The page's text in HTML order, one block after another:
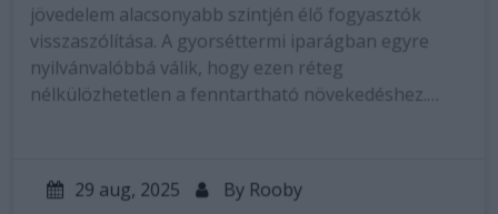
jövedelem alacsonyabb szintjén élő fogyasztók
visszaszólítása. A gyorséttermi iparágban egyre
nyilvánvalóbbá válik, hogy ezen réteg
nélkülözhetetlen a fenntartható növekedéshez.…
29 aug, 2025 By Rooby